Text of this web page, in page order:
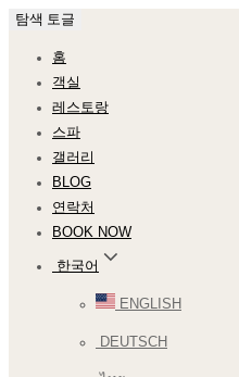
탐색 토글
홈
객실
레스토랑
스파
갤러리
BLOG
연락처
BOOK NOW
한국어
ENGLISH
DEUTSCH